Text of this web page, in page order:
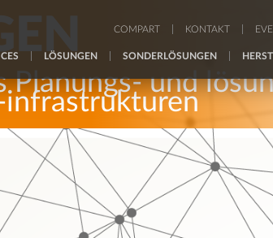
COMPART KONTAKT
LÖSUNGEN SONDERLÖSUNGEN
Planungs- und